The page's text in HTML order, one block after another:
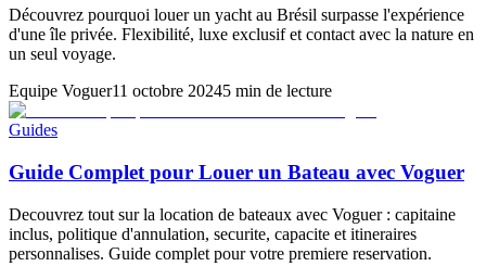
Découvrez pourquoi louer un yacht au Brésil surpasse l'expérience
d'une île privée. Flexibilité, luxe exclusif et contact avec la nature en
un seul voyage.
Equipe Voguer11 octobre 20245 min de lecture
Guides
Guide Complet pour Louer un Bateau avec Voguer
Decouvrez tout sur la location de bateaux avec Voguer : capitaine
inclus, politique d'annulation, securite, capacite et itineraires
personnalises. Guide complet pour votre premiere reservation.